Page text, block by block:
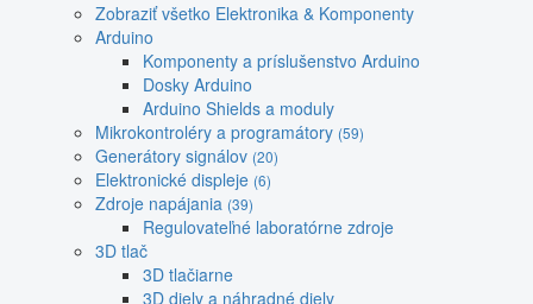
Zobraziť všetko Elektronika & Komponenty
Arduino
Komponenty a príslušenstvo Arduino
Dosky Arduino
Arduino Shields a moduly
Mikrokontroléry a programátory (59)
Generátory signálov (20)
Elektronické displeje (6)
Zdroje napájania (39)
Regulovateľné laboratórne zdroje
3D tlač
3D tlačiarne
3D diely a náhradné diely